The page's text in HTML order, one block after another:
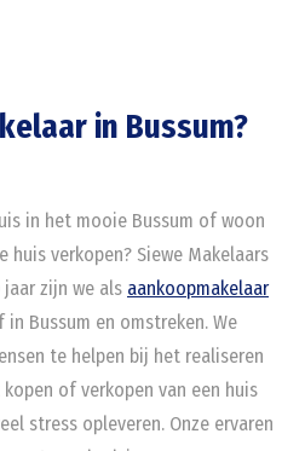
in Bussum?
in het mooie Bussum of woon
verkopen? Siewe Makelaars
jaar zijn we als aankoopmakelaar
Bussum en omstreken. We
te helpen bij het realiseren
of verkopen van een huis
stress opleveren. Onze ervaren